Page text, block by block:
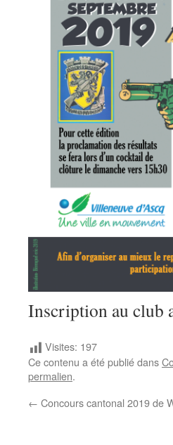
Inscription au club
Visites: 197
Ce contenu a été publié dans
permalien.
← Concours cantonal 2019 de